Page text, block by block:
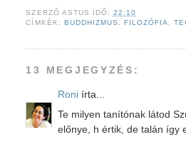
SZERZŐ ASTUS IDŐ: 22:10
CÍMKÉK:
BUDDHIZMUS , FILOZÓFIA,
13 MEGJEGYZÉS:
Roni írta...
Te milyen tanítónak látod
előnye, h értik, de talán így